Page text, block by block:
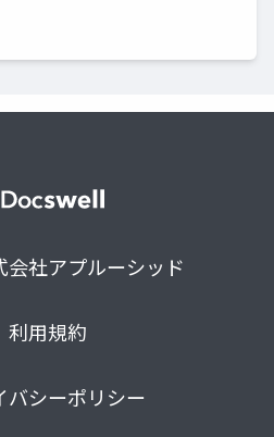
会社アプルーシッド
利用規約
バシーポリシー